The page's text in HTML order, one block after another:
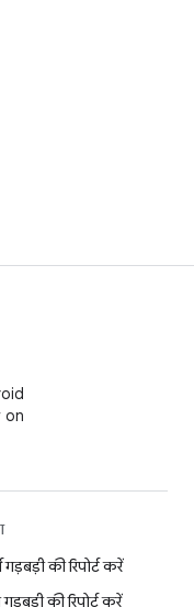
on
गड़बड़ी की रिपोर्ट करें
की रिपोर्ट करें